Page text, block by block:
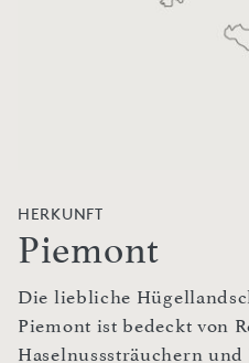
HERKUNFT
Piemont
Die liebliche
Piemont ist bedeckt von
Haselnusssträuchern